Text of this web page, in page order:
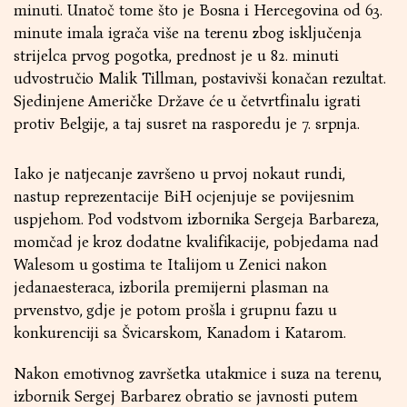
minuti. Unatoč tome što je Bosna i Hercegovina od 63.
minute imala igrača više na terenu zbog isključenja
strijelca prvog pogotka, prednost je u 82. minuti
udvostručio Malik Tillman, postavivši konačan rezultat.
Sjedinjene Američke Države će u četvrtfinalu igrati
protiv Belgije, a taj susret na rasporedu je 7. srpnja.
Iako je natjecanje završeno u prvoj nokaut rundi,
nastup reprezentacije BiH ocjenjuje se povijesnim
uspjehom. Pod vodstvom izbornika Sergeja Barbareza,
momčad je kroz dodatne kvalifikacije, pobjedama nad
Walesom u gostima te Italijom u Zenici nakon
jedanaesteraca, izborila premijerni plasman na
prvenstvo, gdje je potom prošla i grupnu fazu u
konkurenciji sa Švicarskom, Kanadom i Katarom.
Nakon emotivnog završetka utakmice i suza na terenu,
izbornik Sergej Barbarez obratio se javnosti putem